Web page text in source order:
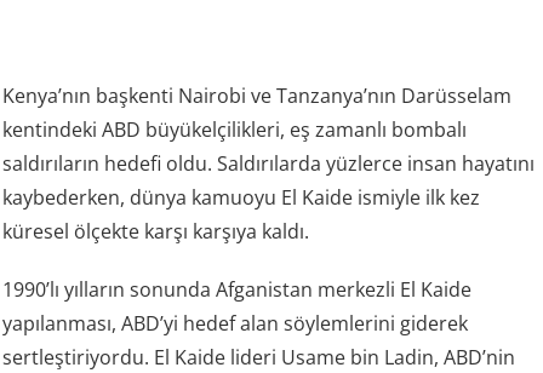
Kenya’nın başkenti Nairobi ve Tanzanya’nın Darüsselam
kentindeki ABD büyükelçilikleri, eş zamanlı bombalı
saldırıların hedefi oldu. Saldırılarda yüzlerce insan hayatını
kaybederken, dünya kamuoyu El Kaide ismiyle ilk kez
küresel ölçekte karşı karşıya kaldı.
1990’lı yılların sonunda Afganistan merkezli El Kaide
yapılanması, ABD’yi hedef alan söylemlerini giderek
sertleştiriyordu. El Kaide lideri Usame bin Ladin, ABD’nin